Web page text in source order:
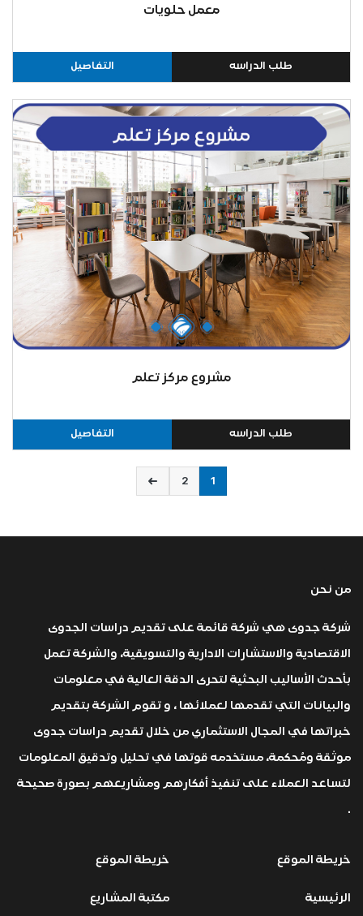
معمل حلويات
طلب الدراسه التفاصيل
مشروع مركز تعلم
طلب الدراسه التفاصيل
1
2
من نحن
شركة جدوى هي شركة قائمة على تقديم دراسات الجدوى
الاقتصادية والاستشارات الادارية والتسويقية، والشركة تعمل
بأحدث الأساليب البحثية لتحرى الدقة العالية في معلومات
والبيانات التي تقدمها لعملائها ، و تقوم الشركة بتقديم
خبراتها في المجال الاستثماري من خلال تقديم دراسات جدوى
موثقة ومُحكمة، مستخدمه قوتها في تحليل وتدقيق المعلومات
لتساعد العملاء على تنفيذ أفكارهم ومشاريعهم بصورة صحيحة
.
خريطة الموقع
الرئيسية
خريطة الموقع
مكتبة المشاريع